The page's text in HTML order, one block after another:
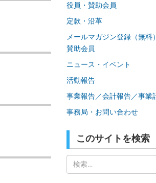
役員・賛助会員
定款・沿革
メールマガジン登録（無料
賛助会員
ニュース・イベント
活動報告
事業報告／会計報告／事業
事務局・お問い合わせ
このサイトを検索
索: